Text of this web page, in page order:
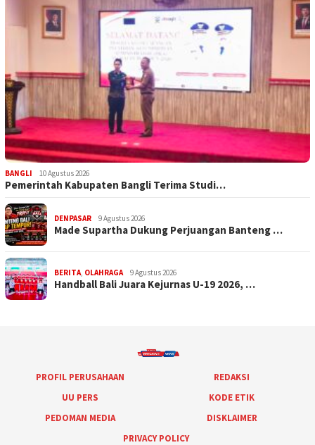
BANGLI 10 Agustus 2026
Pemerintah Kabupaten Bangli Terima Studi…
DENPASAR 9 Agustus 2026
Made Supartha Dukung Perjuangan Banteng …
BERITA, OLAHRAGA 9 Agustus 2026
Handball Bali Juara Kejurnas U-19 2026, …
PROFIL PERUSAHAAN
REDAKSI
UU PERS
KODE ETIK
PEDOMAN MEDIA
DISKLAIMER
PRIVACY POLICY